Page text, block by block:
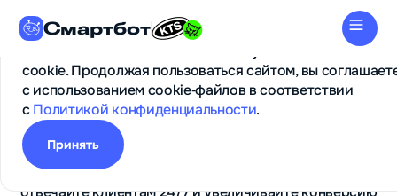
Для обеспечения корректной работы сайта и
пользовательского опыта используются технологии
cookie. Продолжая пользоваться сайтом, вы
с использованием cookie‑файлов в соответствии
сПолитикой конфиденциальности.
Принять
Смартбот
Онлайн‑чат на сайт
Установите виджет без навыков программирования,
отвечайте клиентам 24/7 и увеличивайте конверсию